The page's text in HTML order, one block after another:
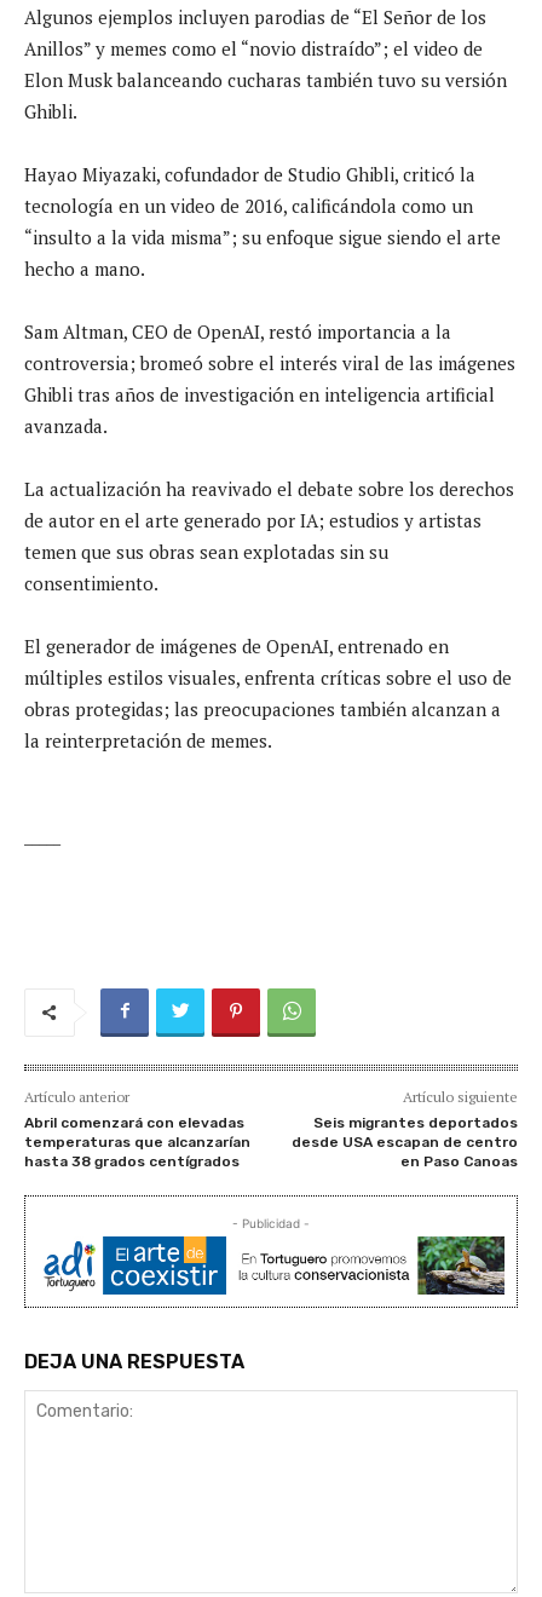
Algunos ejemplos incluyen parodias de “El Señor de los
Anillos” y memes como el “novio distraído”; el video de
Elon Musk balanceando cucharas también tuvo su versión
Ghibli.
Hayao Miyazaki, cofundador de Studio Ghibli, criticó la
tecnología en un video de 2016, calificándola como un
“insulto a la vida misma”; su enfoque sigue siendo el arte
hecho a mano.
Sam Altman, CEO de OpenAI, restó importancia a la
controversia; bromeó sobre el interés viral de las imágenes
Ghibli tras años de investigación en inteligencia artificial
avanzada.
La actualización ha reavivado el debate sobre los derechos
de autor en el arte generado por IA; estudios y artistas
temen que sus obras sean explotadas sin su
consentimiento.
El generador de imágenes de OpenAI, entrenado en
múltiples estilos visuales, enfrenta críticas sobre el uso de
obras protegidas; las preocupaciones también alcanzan a
la reinterpretación de memes.
Artículo anterior
Abril comenzará con elevadas
temperaturas que alcanzarían
hasta 38 grados centígrados
Artículo siguiente
Seis migrantes deportados
desde USA escapan de centro
en Paso Canoas
- Publicidad -
DEJA UNA RESPUESTA